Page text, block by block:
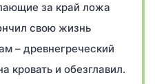
за край ложа
свою жизнь
– древнегреческий
кровать и обезглавил.